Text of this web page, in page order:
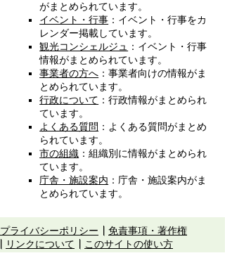
がまとめられています。
イベント・行事 ：イベント・行事をカ
レンダー掲載しています。
観光コンシェルジュ ：イベント・行事
情報がまとめられています。
事業者の方へ ：事業者向けの情報がま
とめられています。
行政について ：行政情報がまとめられ
ています。
よくある質問 ：よくある質問がまとめ
られています。
市の組織 ：組織別に情報がまとめられ
ています。
庁舎・施設案内 ：庁舎・施設案内がま
とめられています。
プライバシーポリシー
免責事項・著作権
リンクについて
このサイトの使い方